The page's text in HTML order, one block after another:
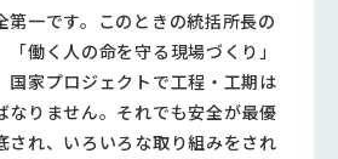
第一です。このときの統括所長の
働く人の命を守る現場づくり」
国家プロジェクトで工程・工期は
なりません。それでも安全が最優
され、いろいろな取り組みをされ